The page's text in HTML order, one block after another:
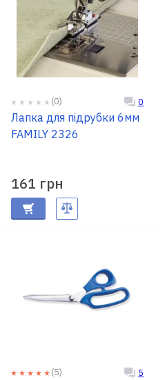
(0) 0
Лапка для підрубки 6мм
FAMILY 2326
161 грн
(5) 5